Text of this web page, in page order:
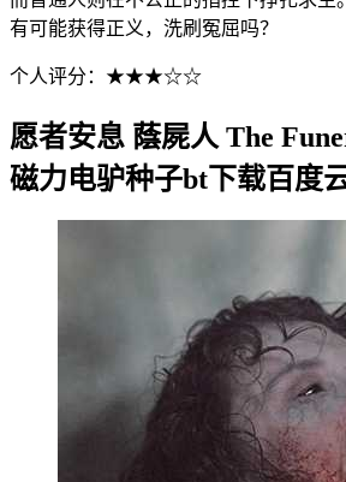
有可能获得正义，洗刷冤屈吗？
个人评分：★★★☆☆
愿者安息 蔭屍人 The
磁力电驴种子bt下载百度